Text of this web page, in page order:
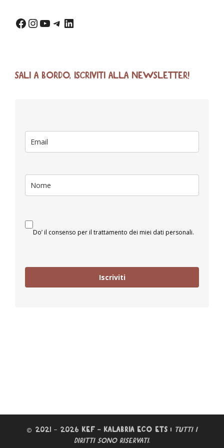
SALI A BORDO, ISCRIVITI ALLA NEWSLETTER!
Do’ il consenso per il trattamento dei miei dati personali.
Iscriviti
© 2021 – 2026 KEF – KALABRIA ECO ETS | TUTTI I
DIRITTI SONO RISERVATI.